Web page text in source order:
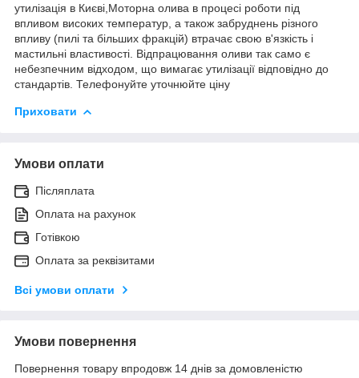
утилізація в Києві,Моторна олива в процесі роботи під
впливом високих температур, а також забруднень різного
впливу (пилі та більших фракцій) втрачає свою в'язкість і
мастильні властивості. Відпрацювання оливи так само є
небезпечним відходом, що вимагає утилізації відповідно до
стандартів. Телефонуйте уточнюйте ціну
Приховати
Умови оплати
Післяплата
Оплата на рахунок
Готівкою
Оплата за реквізитами
Всі умови оплати
Умови повернення
Повернення товару впродовж 14 днів за домовленістю